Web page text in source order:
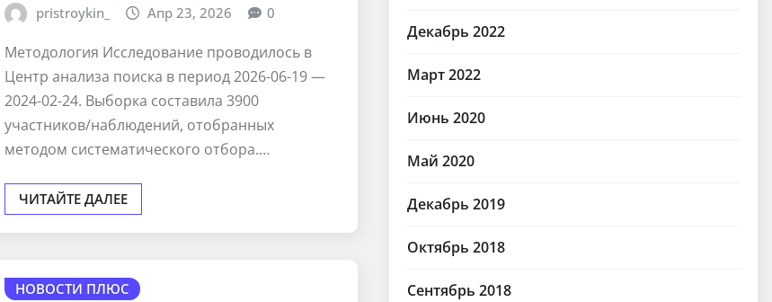
pristroykin_ Апр 23, 2026 0
Методология Исследование проводилось в
Центр анализа поиска в период 2026-06-19 —
2024-02-24. Выборка составила 3900
участников/наблюдений, отобранных
методом систематического отбора.…
ЧИТАЙТЕ ДАЛЕЕ
НОВОСТИ ПЛЮС
Декабрь 2022
Март 2022
Июнь 2020
Май 2020
Декабрь 2019
Октябрь 2018
Сентябрь 2018